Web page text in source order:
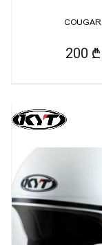
COUGAR
200 ₾